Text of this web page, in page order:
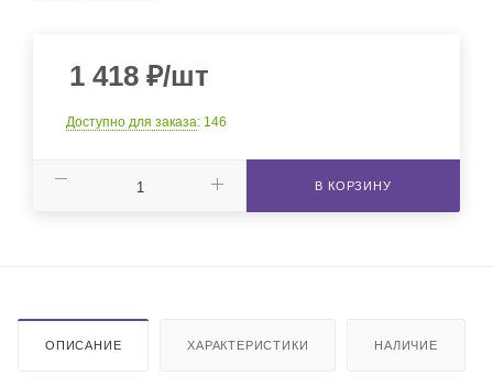
1 418 ₽/шт
Доступно для заказа: 146
В КОРЗИНУ
ОПИСАНИЕ ХАРАКТЕРИСТИКИ НАЛИЧИЕ